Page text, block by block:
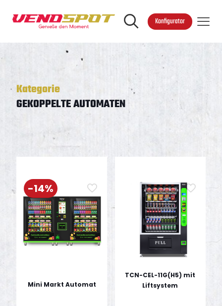
Konfigurator
Kategorie
GEKOPPELTE AUTOMATEN
-14%
Mini Markt Automat
TCN-CEL-11G(H5) mit
Liftsystem